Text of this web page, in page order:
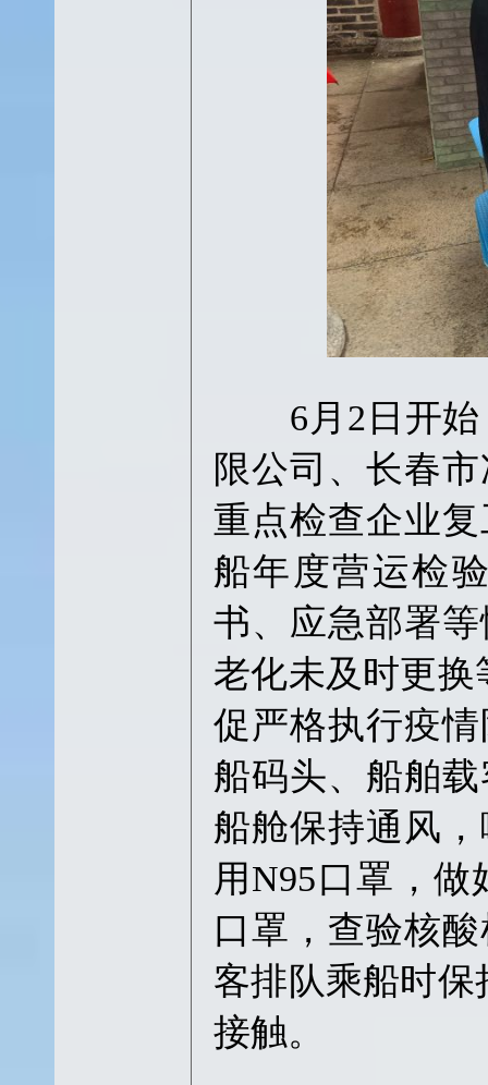
6月2日开始
限公司、长春
重点检查企业
船年度营运检
书、应急部署
老化未及时更换
促严格执行疫
船码头、船舶
船舱保持通风
用N95口罩，
口罩，查验核
客排队乘船时
接触。